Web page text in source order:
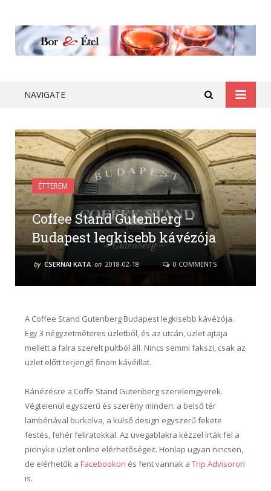
NAVIGATE
ÉTTEREM
Coffee Stand Gutenberg –
Budapest legkisebb kávézója
by CSERNAI KATA on 2018-02-18 0 COMMENTS
A Coffee Stand Gutenberg Budapest legkisebb kávézója.
Egy 3 négyzetméteres üzletből, és az utcán, üzlet ajtaja
mellett a falra szerelt pultból áll. Nincs semmi fakszi, csak az
üzlet előtt terjengő finom kávéillat.
Ránézésre a Coffe Stand Gutenberg szerelemgyerek.
Végtelenül egyszerű és szerény minden: a belső tér
lambériával burkolva, a külső design egyszerű fekete
festés, fehér feliratokkal. Az üvegablakra kézzel írták fel a
picinyke üzlet online elérhetőségeit. Honlap ugyan nincsen,
de elérhetők a Facebookon és fent vannak a Trip Advisoron
is.